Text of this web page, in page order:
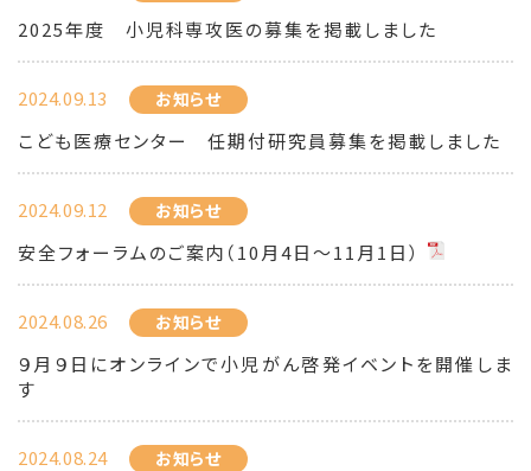
2025年度 小児科専攻医の募集を掲載しました
2024.09.13 お知らせ
こども医療センター 任期付研究員募集を掲載しました
2024.09.12 お知らせ
安全フォーラムのご案内（10月4日〜11月1日）
2024.08.26 お知らせ
９月９日にオンラインで小児がん啓発イベントを開催しま
す
2024.08.24 お知らせ